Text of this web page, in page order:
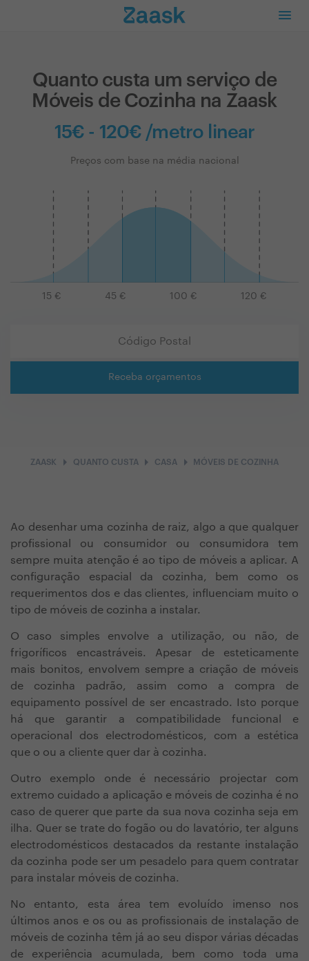
Quanto custa um serviço de
Móveis de Cozinha na Zaask
15€ - 120€ /metro linear
Preços com base na média nacional
15 € 45 € 100 € 120 €
Receba orçamentos
ZAASK arrow_right QUANTO CUSTAarrow_right CASAarrow_right MÓVEIS DE COZINHA
Ao desenhar uma cozinha de raiz, algo a que qualquer
profissional ou consumidor ou consumidora tem
sempre muita atenção é ao tipo de móveis a aplicar. A
configuração espacial da cozinha, bem como os
requerimentos dos e das clientes, influenciam muito o
tipo de móveis de cozinha a instalar.
O caso simples envolve a utilização, ou não, de
frigoríficos encastráveis. Apesar de esteticamente
mais bonitos, envolvem sempre a criação de móveis
de cozinha padrão, assim como a compra de
equipamento possível de ser encastrado. Isto porque
há que garantir a compatibilidade funcional e
operacional dos electrodomésticos, com a estética
que o ou a cliente quer dar à cozinha.
Outro exemplo onde é necessário projectar com
extremo cuidado a aplicação e móveis de cozinha é no
caso de querer que parte da sua nova cozinha seja em
ilha. Quer se trate do fogão ou do lavatório, ter alguns
electrodomésticos destacados da restante instalação
da cozinha pode ser um pesadelo para quem contratar
para instalar móveis de cozinha.
No entanto, esta área tem evoluído imenso nos
últimos anos e os ou as profissionais de instalação de
móveis de cozinha têm já ao seu dispor várias décadas
de experiência acumulada, bem como toda uma